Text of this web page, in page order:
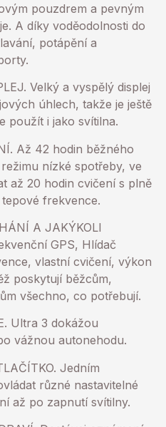
pouzdrem a pevným
A díky voděodolnosti do
potápění a
Velký a vyspělý displej
úhlech, takže je ještě
použít i jako svítilna.
Až 42 hodin běžného
nízké spotřeby, ve
až 20 hodin cvičení s plně
frekvence.
A JAKÝKOLI
GPS, Hlídač
vlastní cvičení, výkon
poskytují běžcům,
všechno, co potřebují.
Ultra 3 dokážou
vážnou autonehodu.
Jedním
různé nastavitelné
až po zapnutí svítilny.